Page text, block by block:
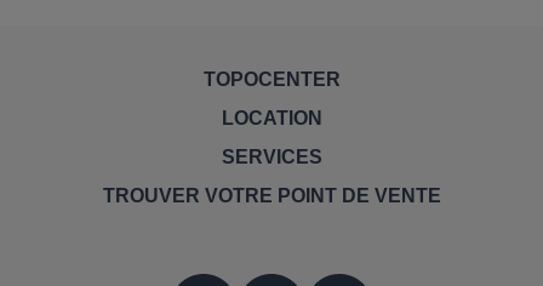
TOPOCENTER
LOCATION
SERVICES
TROUVER VOTRE POINT DE VENTE